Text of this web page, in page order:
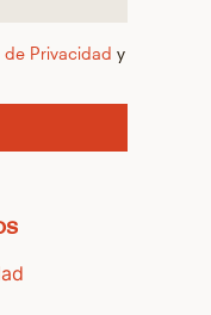
de Privacidad y